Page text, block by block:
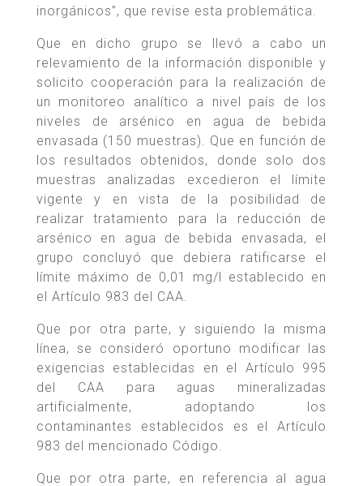
inorgánicos”, que revise esta problemática.
Que en dicho grupo se llevó a cabo un
relevamiento de la información disponible y
solicito cooperación para la realización de
un monitoreo analítico a nivel país de los
niveles de arsénico en agua de bebida
envasada (150 muestras). Que en función de
los resultados obtenidos, donde solo dos
muestras analizadas excedieron el límite
vigente y en vista de la posibilidad de
realizar tratamiento para la reducción de
arsénico en agua de bebida envasada, el
grupo concluyó que debiera ratificarse el
límite máximo de 0,01 mg/l establecido en
el Artículo 983 del CAA.
Que por otra parte, y siguiendo la misma
línea, se consideró oportuno modificar las
exigencias establecidas en el Artículo 995
del CAA para aguas mineralizadas
artificialmente, adoptando los
contaminantes establecidos es el Artículo
983 del mencionado Código.
Que por otra parte, en referencia al agua